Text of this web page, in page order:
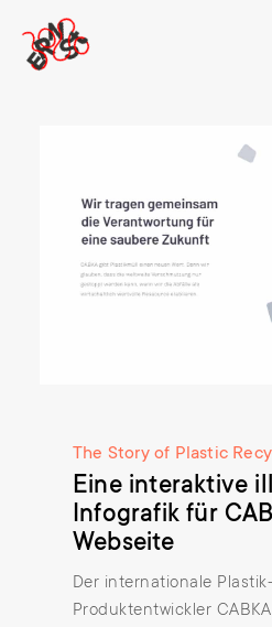
The Story of Plastic
Eine interaktive
Infografik für
Webseite
Der internationale
Produktentwickler